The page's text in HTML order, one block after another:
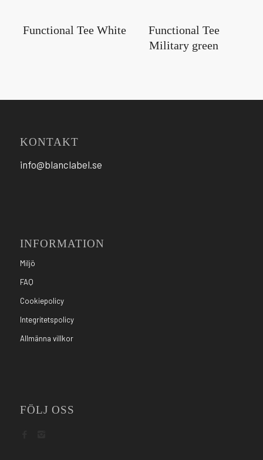
Functional Tee White
Functional Tee
Military green
KONTAKT
info@blanclabel.se
INFORMATION
Miljö
FAQ
Cookiepolicy
Integritetspolicy
Allmänna villkor
FÖLJ OSS